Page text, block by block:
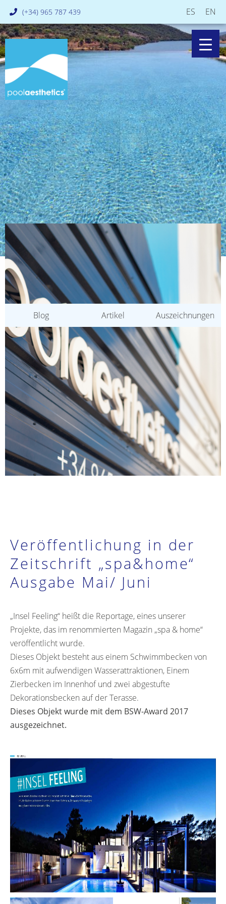
(+34) 965 787 439 ES EN
KATEGORIEN
Blog Artikel Auszeichnungen
Veröffentlichung in der
Zeitschrift „spa&home“
Ausgabe Mai/ Juni
„Insel Feeling“ heißt die Reportage, eines unserer
Projekte, das im renommierten Magazin „spa & home“
veröffentlicht wurde.
Dieses Objekt besteht aus einem Schwimmbecken von
6x6m mit aufwendigen Wasserattraktionen, Einem
Zierbecken im Innenhof und zwei abgestufte
Dekorationsbecken auf der Terasse.
Dieses Objekt wurde mit dem BSW-Award 2017
ausgezeichnet.